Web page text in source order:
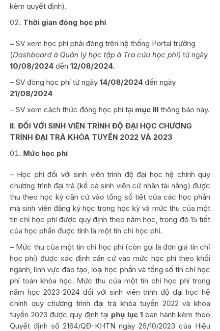
kèm quyết định).
Thời gian đóng học phí
– SV xem học phí phải đóng trên hệ thống Portal trường
(Dashboard à Quản lý học tập à Tra cứu học phí) từ ngày
10/08/2024 đến 12/08/2024.
– SV đóng học phí từ ngày 14/08/2024 đến ngày
21/08/2024
– SV xem cách thức đóng học phí tại mục III thông báo này.
II. ĐỐI VỚI SINH VIÊN TRÌNH ĐỘ ĐẠI HỌC CHƯƠNG
TRÌNH ĐẠI TRÀ KHÓA TUYỂN 2022 VÀ 2023
Mức học phí
– Học phí đối với sinh viên trình độ đại học hệ chính quy
chương trình đại trà (kể cả sinh viên cử nhân tài năng) được
thu theo học kỳ căn cứ vào tổng số tiết của các học phần
mà sinh viên đăng ký học trong học kỳ và mức thu của một
tín chỉ học phí được quy định theo năm học, trong đó 15 tiết
của học phần được tính là một tín chỉ học phí.
– Mức thu của một tín chỉ học phí (còn gọi là đơn giá tín chỉ
học phí) được xác định căn cứ vào mức học phí theo khối
ngành, lĩnh vực đào tạo, loại học phần và tổng số tín chỉ học
phí toàn khóa học. Mức thu của một tín chỉ học phí trong
năm học 2023-2024 đối với sinh viên trình độ đại học hệ
chính quy chương trình đại trà khóa tuyển 2022 và khóa
tuyển 2023 được quy định tại phụ lục 1 ban hành kèm theo
Quyết định số 2164/QĐ-KHTN ngày 26/10/2023 của Hiệu